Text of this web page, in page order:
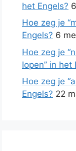
het Engels?
Hoe zeg je
Engels? 6
Hoe zeg je
lopen” in het
Hoe zeg je
Engels? 22